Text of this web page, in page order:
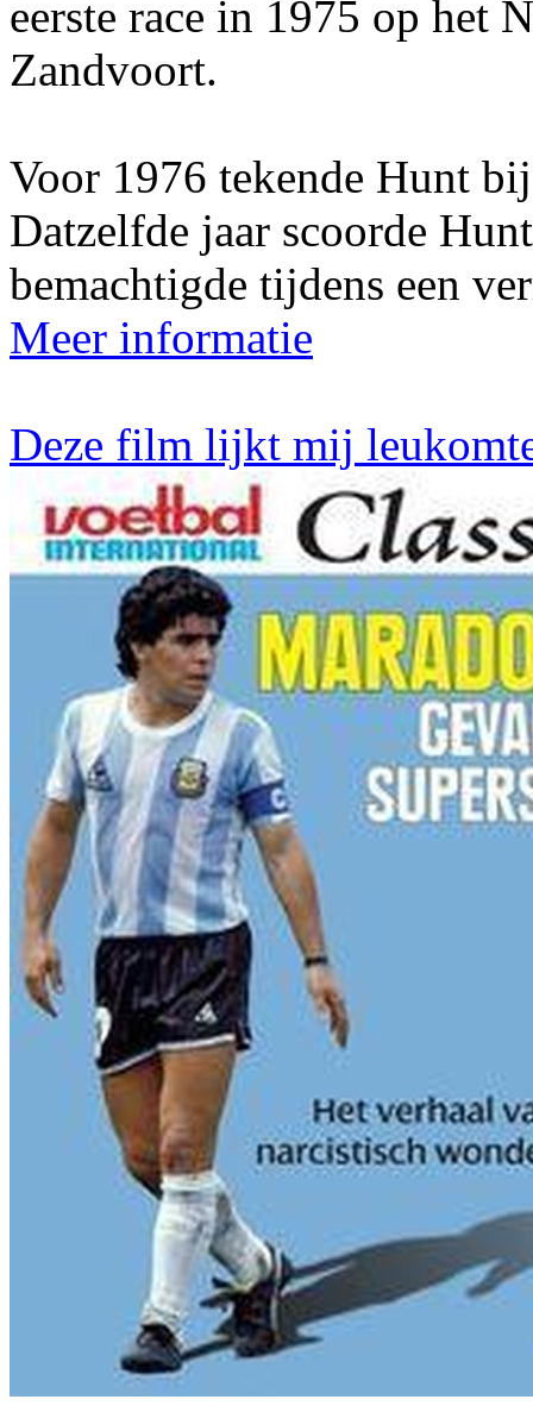
eerste race in 1975 op het
Zandvoort.
Voor 1976 tekende Hunt
Datzelfde jaar scoorde
bemachtigde tijdens een
Meer informatie
Deze film lijkt mij